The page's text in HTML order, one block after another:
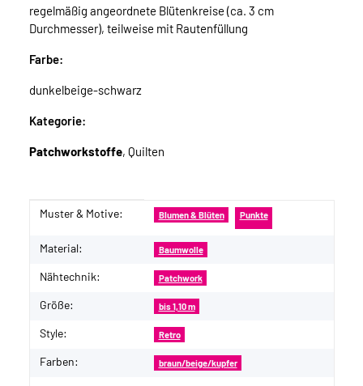
regelmäßig angeordnete Blütenkreise (ca. 3 cm
Durchmesser), teilweise mit Rautenfüllung
Farbe:
dunkelbeige-schwarz
Kategorie:
Patchworkstoffe, Quilten
Produkteigenschaft
Wert
Muster & Motive: Blumen & Blüten Punkte
Material: Baumwolle
Nähtechnik: Patchwork
Größe: bis 1,10 m
Style: Retro
Farben: braun/beige/kupfer